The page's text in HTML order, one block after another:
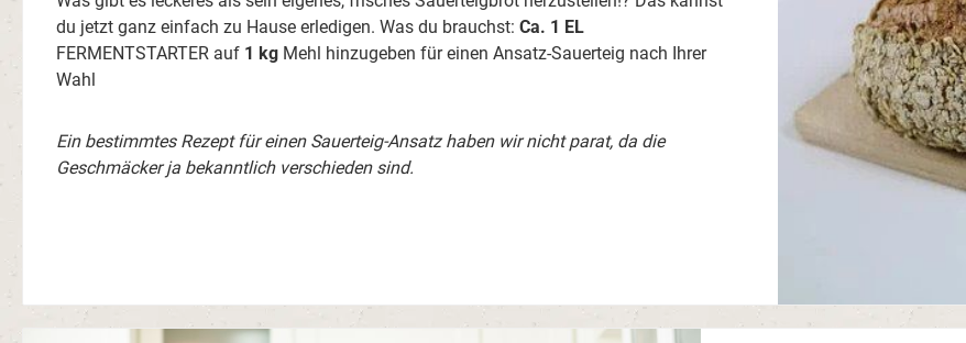
du jetzt ganz einfach zu Hause erledigen. Was du brauchst: Ca. 1 EL
FERMENTSTARTER auf 1 kg Mehl hinzugeben für einen Ansatz-Sauerteig nach Ihrer
Wahl
Ein bestimmtes Rezept für einen Sauerteig-Ansatz haben wir nicht parat, da die
Geschmäcker ja bekanntlich verschieden sind.